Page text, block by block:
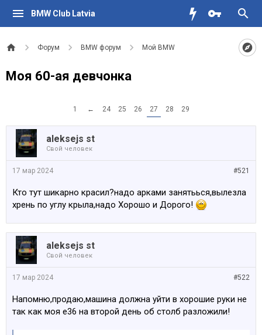
BMW Club Latvia
Форум BMW форум Мой BMW
Моя 60-ая девчoнка
1 ← 24 25 26 27 28 29
aleksejs st
Свой человек
#521
17 мар 2024
Кто тут шикарно красил?надо арками занятьься,вылезла
хрень по углу крыла,надо Хорошо и Дорого!
aleksejs st
Свой человек
#522
17 мар 2024
Напомню,продаю,машина должна уйти в хорошие руки не
так как моя е36 на второй день об столб разложили!